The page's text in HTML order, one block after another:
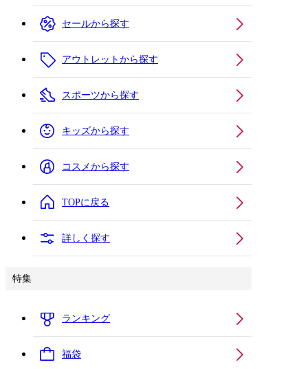
セールから探す
アウトレットから探す
スポーツから探す
キッズから探す
コスメから探す
TOPに戻る
詳しく探す
特集
ランキング
福袋